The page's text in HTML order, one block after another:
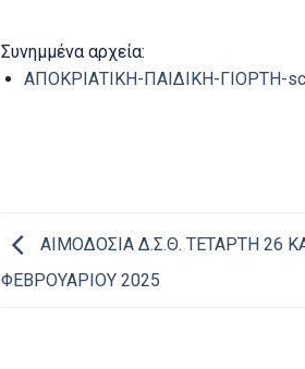
Συνημμένα αρχεία:
ΑΠΟΚΡΙΑΤΙΚΗ-ΠΑΙΔΙΚΗ-ΓΙΟΡΤΗ-
ΑΙΜΟΔΟΣΙΑ Δ.Σ.Θ. ΤΕΤΑΡΤΗ 26
ΦΕΒΡΟΥΑΡΙΟΥ 2025